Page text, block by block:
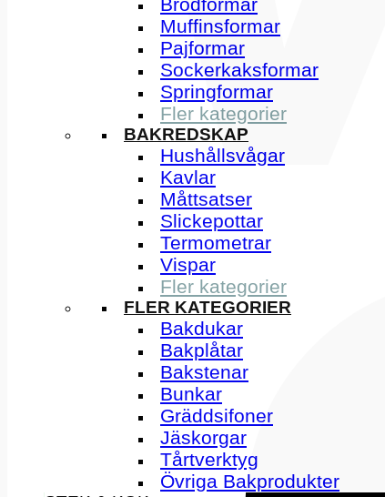
Muffinsformar
Pajformar
Sockerkaksformar
Springformar
Fler kategorier
BAKREDSKAP
Hushållsvågar
Kavlar
Måttsatser
Slickepottar
Termometrar
Vispar
Fler kategorier
FLER KATEGORIER
Bakdukar
Bakplåtar
Bakstenar
Bunkar
Gräddsifoner
Jäskorgar
Tårtverktyg
Övriga Bakprodukter